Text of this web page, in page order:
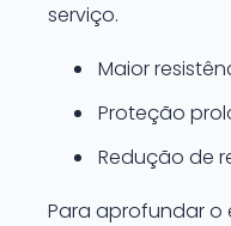
serviço.
Maior
Proteção
Redução de
Para aprofundar o